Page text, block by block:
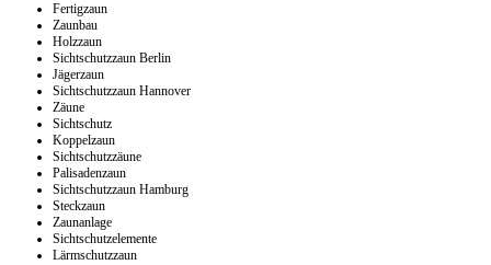
Fertigzaun
Zaunbau
Holzzaun
Sichtschutzzaun Berlin
Jägerzaun
Sichtschutzzaun Hannover
Zäune
Sichtschutz
Koppelzaun
Sichtschutzzäune
Palisadenzaun
Sichtschutzzaun Hamburg
Steckzaun
Zaunanlage
Sichtschutzelemente
Lärmschutzzaun